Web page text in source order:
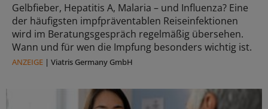
Gelbfieber, Hepatitis A, Malaria – und Influenza? Eine
der häufigsten impfpräventablen Reiseinfektionen
wird im Beratungsgespräch regelmäßig übersehen.
Wann und für wen die Impfung besonders wichtig ist.
ANZEIGE | Viatris Germany GmbH